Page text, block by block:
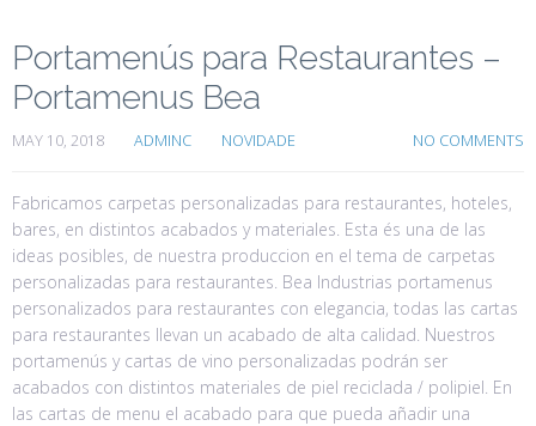
Portamenús para Restaurantes –
Portamenus Bea
MAY 10, 2018 ADMINC NOVIDADE NO COMMENTS
Fabricamos carpetas personalizadas para restaurantes, hoteles,
bares, en distintos acabados y materiales. Esta és una de las
ideas posibles, de nuestra produccion en el tema de carpetas
personalizadas para restaurantes. Bea Industrias portamenus
personalizados para restaurantes con elegancia, todas las cartas
para restaurantes llevan un acabado de alta calidad. Nuestros
portamenús y cartas de vino personalizadas podrán ser
acabados con distintos materiales de piel reciclada / polipiel. En
las cartas de menu el acabado para que pueda añadir una